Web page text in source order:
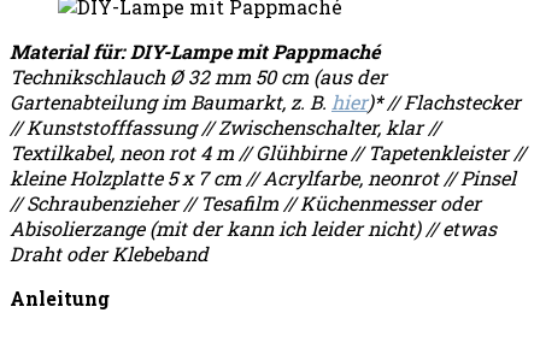
Material für: DIY-Lampe mit Pappmaché
Technikschlauch Ø 32 mm 50 cm (aus der
Gartenabteilung im Baumarkt, z. B. hier)*// Flachstecker
// Kunststofffassung // Zwischenschalter, klar //
Textilkabel, neon rot 4 m // Glühbirne // Tapetenkleister//
kleine Holzplatte 5 x 7 cm // Acrylfarbe, neonrot // Pinsel
// Schraubenzieher // Tesafilm // Küchenmesser oder
Abisolierzange (mit der kann ich leider nicht) // etwas
Draht oder Klebeband
Anleitung